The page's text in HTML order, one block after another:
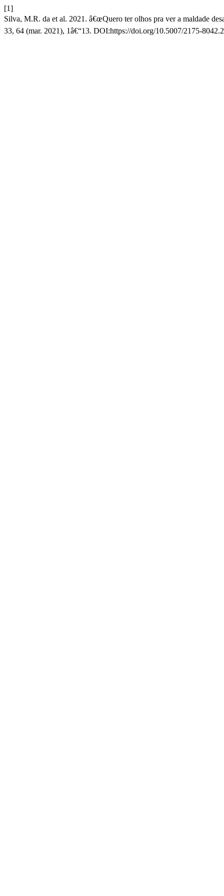
[1]
Silva, M.R. da et al. 2021. â€œQuero ter olhos pra ver a maldade
33, 64 (mar. 2021), 1â€“13. DOI:https://doi.org/10.5007/2175-